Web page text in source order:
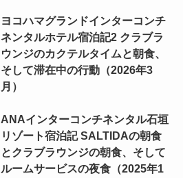
ヨコハマグランドインターコンチ
ネンタルホテル宿泊記2 クラブラ
ウンジのカクテルタイムと朝食、
そして滞在中の行動（2026年3
月）
ANAインターコンチネンタル石垣
リゾート宿泊記 SALTIDAの朝食
とクラブラウンジの朝食、そして
ルームサービスの夜食（2025年1